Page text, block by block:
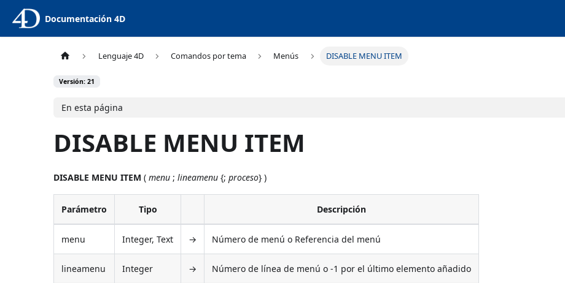
Documentación 4D
Lenguaje 4D Comandos por tema Menús DISABLE MENU ITEM
Versión: 21
En esta página
DISABLE MENU ITEM
DISABLE MENU ITEM (menu ;lineamenu {;proceso} )
Parámetro Tipo Descripción
menu Integer, Text → Número de menú o Referencia del menú
lineamenu Integer → Número de línea de menú o -1 por el último elemento añadido